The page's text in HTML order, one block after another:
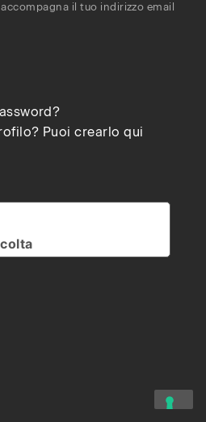
il tuo indirizzo email
Puoi crearlo qui
relative alla privacy